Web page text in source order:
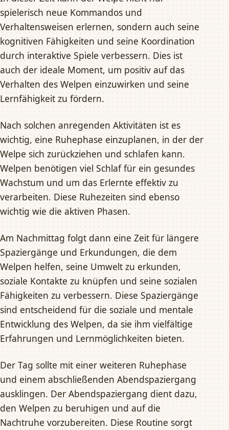
spielerisch neue Kommandos und
Verhaltensweisen erlernen, sondern auch seine
kognitiven Fähigkeiten und seine Koordination
durch interaktive Spiele verbessern. Dies ist
auch der ideale Moment, um positiv auf das
Verhalten des Welpen einzuwirken und seine
Lernfähigkeit zu fördern.
Nach solchen anregenden Aktivitäten ist es
wichtig, eine Ruhephase einzuplanen, in der der
Welpe sich zurückziehen und schlafen kann.
Welpen benötigen viel Schlaf für ein gesundes
Wachstum und um das Erlernte effektiv zu
verarbeiten. Diese Ruhezeiten sind ebenso
wichtig wie die aktiven Phasen.
Am Nachmittag folgt dann eine Zeit für längere
Spaziergänge und Erkundungen, die dem
Welpen helfen, seine Umwelt zu erkunden,
soziale Kontakte zu knüpfen und seine sozialen
Fähigkeiten zu verbessern. Diese Spaziergänge
sind entscheidend für die soziale und mentale
Entwicklung des Welpen, da sie ihm vielfältige
Erfahrungen und Lernmöglichkeiten bieten.
Der Tag sollte mit einer weiteren Ruhephase
und einem abschließenden Abendspaziergang
ausklingen. Der Abendspaziergang dient dazu,
den Welpen zu beruhigen und auf die
Nachtruhe vorzubereiten. Diese Routine sorgt